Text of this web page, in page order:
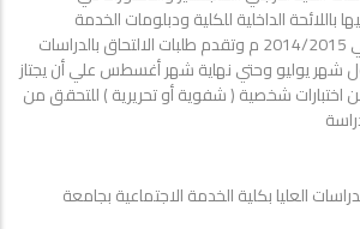
الداخلية للكلية ودبلومات الخدمة
الاجتماعية للعام الجامعي 2014/2015 م وتقدم طلبات الالتحاق بالدراسات
أول شهر يوليو وحتي نهاية شهر أغسطس علي أن يجتاز
اختبارات شخصية ( شفوية أو تحريرية ) للتحقق من
العليا بكلية الخدمة الاجتماعية بجامعة